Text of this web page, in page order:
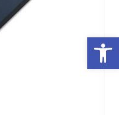
פתח סרגל נגישות